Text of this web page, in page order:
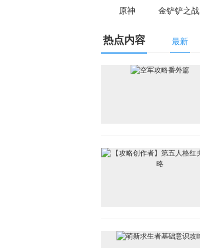
原神 金铲铲之战
热点内容 最新